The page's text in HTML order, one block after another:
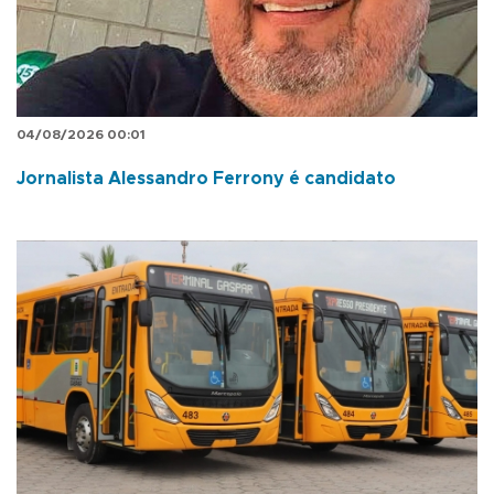
04/08/2026 00:01
Jornalista Alessandro Ferrony é candidato